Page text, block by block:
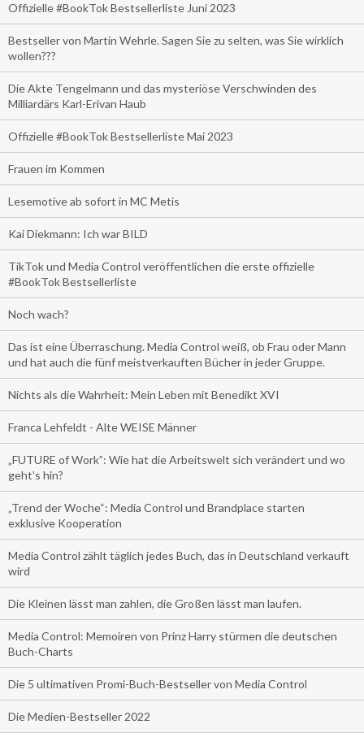
Offizielle #BookTok Bestsellerliste Juni 2023
Bestseller von Martin Wehrle. Sagen Sie zu selten, was Sie wirklich
wollen???
Die Akte Tengelmann und das mysteriöse Verschwinden des
Milliardärs Karl-Erivan Haub
Offizielle #BookTok Bestsellerliste Mai 2023
Frauen im Kommen
Lesemotive ab sofort in MC Metis
Kai Diekmann: Ich war BILD
TikTok und Media Control veröffentlichen die erste offizielle
#BookTok Bestsellerliste
Noch wach?
Das ist eine Überraschung. Media Control weiß, ob Frau oder Mann
und hat auch die fünf meistverkauften Bücher in jeder Gruppe.
Nichts als die Wahrheit: Mein Leben mit Benedikt XVI
Franca Lehfeldt - Alte WEISE Männer
„FUTURE of Work”: Wie hat die Arbeitswelt sich verändert und wo
geht’s hin?
„Trend der Woche“: Media Control und Brandplace starten
exklusive Kooperation
Media Control zählt täglich jedes Buch, das in Deutschland verkauft
wird
Die Kleinen lässt man zahlen, die Großen lässt man laufen.
Media Control: Memoiren von Prinz Harry stürmen die deutschen
Buch-Charts
Die 5 ultimativen Promi-Buch-Bestseller von Media Control
Die Medien-Bestseller 2022